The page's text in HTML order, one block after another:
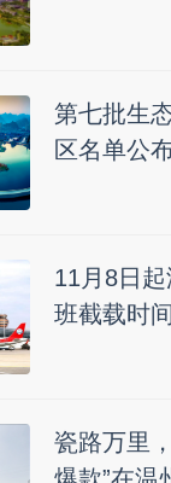
第七批生
区名单公
11月8日
班截载时
瓷路万里